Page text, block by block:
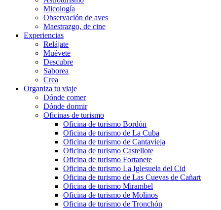
Micología
Observación de aves
Maestrazgo, de cine
Experiencias
Relájate
Muévete
Descubre
Saborea
Crea
Organiza tu viaje
Dónde comer
Dónde dormir
Oficinas de turismo
Oficina de turismo Bordón
Oficina de turismo de La Cuba
Oficina de turismo de Cantavieja
Oficina de turismo Castellote
Oficina de turismo Fortanete
Oficina de turismo La Iglesuela del Cid
Oficina de turismo de Las Cuevas de Cañart
Oficina de turismo Mirambel
Oficina de turismo de Molinos
Oficina de turismo de Tronchón